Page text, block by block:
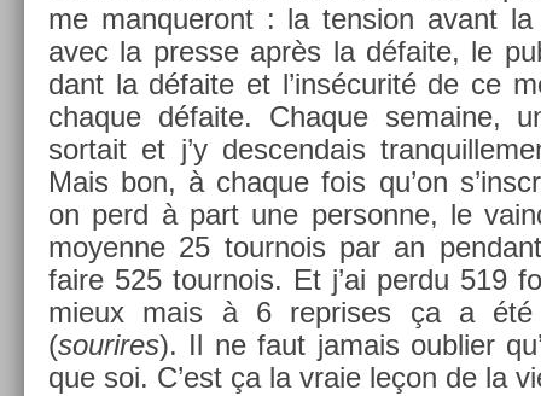
me man­queront : la tens­ion avant
avec la pre­sse après la défaite, le
dant la défaite et l’insécurité de ce
chaque défaite. Chaque semaine,
sor­tait et j’y de­scen­dais
Mais bon, à chaque fois qu’on
on perd à part une per­son­ne, le
moyen­ne 25 tour­nois par an
faire 525 tour­nois. Et j’ai perdu 519
mieux mais à 6 re­prises ça a été
(sourires). Il ne faut jamais oub­li­er
que soi. C’est ça la vraie leçon de la